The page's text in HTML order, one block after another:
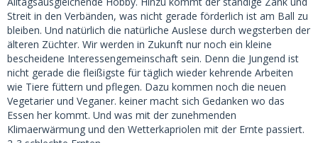
Streit in den Verbänden, was nicht gerade förderlich ist am Ball zu
bleiben. Und natürlich die natürliche Auslese durch wegsterben der
älteren Züchter. Wir werden in Zukunft nur noch ein kleine
bescheidene Interessengemeinschaft sein. Denn die Jungend ist
nicht gerade die fleißigste für täglich wieder kehrende Arbeiten
wie Tiere füttern und pflegen. Dazu kommen noch die neuen
Vegetarier und Veganer. keiner macht sich Gedanken wo das
Essen her kommt. Und was mit der zunehmenden
Klimaerwärmung und den Wetterkapriolen mit der Ernte passiert.